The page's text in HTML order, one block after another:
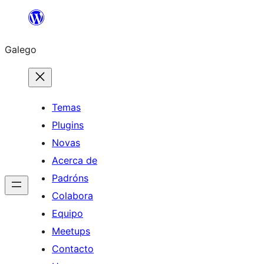
Saltar
contido
Galego
Temas
Plugins
Novas
Acerca de
Padróns
Colabora
Equipo
Meetups
Contacto